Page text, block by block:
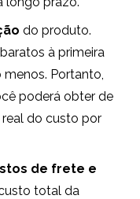
do produto.
à primeira
Portanto,
poderá obter de
do custo por
de frete e
total da